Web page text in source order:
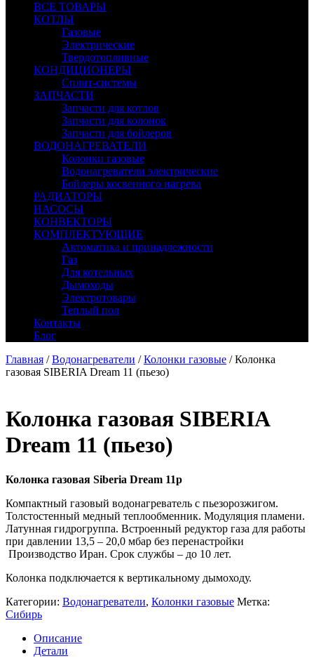
ВСЕ ТОВАРЫ
КОТЛЫ
Газовые
Электрические
Твердотопливные
КОНДИЦИОНЕРЫ
Сплит-системы
ЗАПЧАСТИ
Запчасти для котлов
Запчасти для колонок
Запчасти для бойлеров
ВОДОНАГРЕВАТЕЛИ
Колонки газовые
Водонагреватели электрические
Бойлеры косвенного нагрева
РАДИАТОРЫ
НАСОСЫ
КОНВЕКТОРЫ
КОМПЛЕКТУЮЩИЕ
Автоматика и принадлежности
Газ
Для котельных
Дымоходы
Электротовары
Теплый пол
Контакты
Блог
Главная /Водонагреватели /Колонки газовые / Колонка
газовая SIBERIA Dream 11 (пьезо)
Колонка газовая SIBERIA
Dream 11 (пьезо)
Колонка газовая Siberia Dream 11p
Компактный газовый водонагреватель с пьезорозжигом.
Толстостенный медный теплообменник. Модуляция пламени.
Латунная гидрогруппа. Встроенный редуктор газа для работы
при давлении 13,5 – 20,0 мбар без перенастройки
Производство Иран. Срок службы – до 10 лет.
Колонка подключается к вертикальному дымоходу.
Категории: Водонагреватели, Колонки газовые Метка:
Сибирь
Описание
Детали